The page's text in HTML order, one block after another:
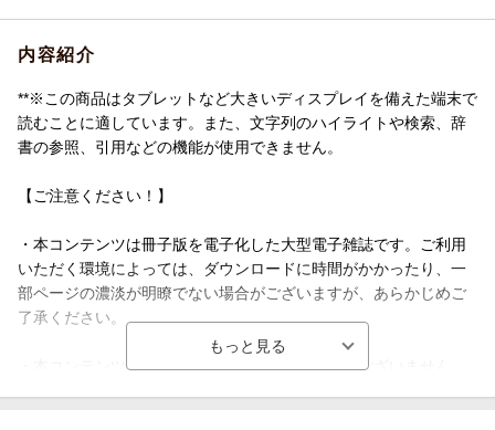
内容紹介
**※この商品はタブレットなど大きいディスプレイを備えた端末で
読むことに適しています。また、文字列のハイライトや検索、辞
書の参照、引用などの機能が使用できません。
【ご注意ください！】
・本コンテンツは冊子版を電子化した大型電子雑誌です。ご利用
いただく環境によっては、ダウンロードに時間がかかったり、一
部ページの濃淡が明瞭でない場合がございますが、あらかじめご
了承ください。
・本コンテンツに社名や収録情報での検索機能はございません。